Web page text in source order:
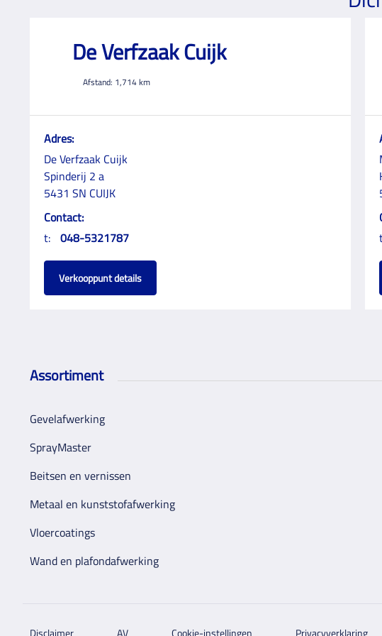
De Verfzaak Cuijk
Afstand: 1,714km
Adres:
De Verfzaak Cuijk
Spinderij 2 a
5431 SN CUIJK
Contact:
t: 048-5321787
Verkooppunt details
Assortiment
Gevelafwerking
SprayMaster
Beitsen en vernissen
Metaal en kunststofafwerking
Vloercoatings
Wand en plafondafwerking
Disclaimer AV Cookie-instellingen Privacyverklaring